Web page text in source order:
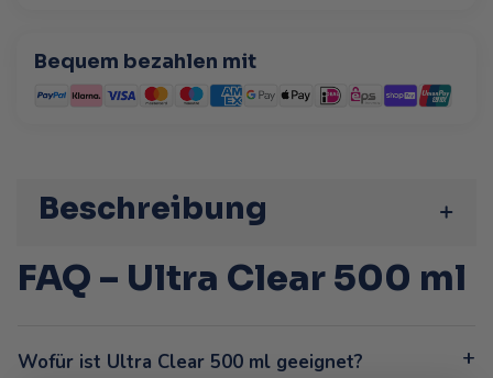
Bequem bezahlen mit
Beschreibung
FAQ – Ultra Clear 500 ml
Wofür ist Ultra Clear 500 ml geeignet?